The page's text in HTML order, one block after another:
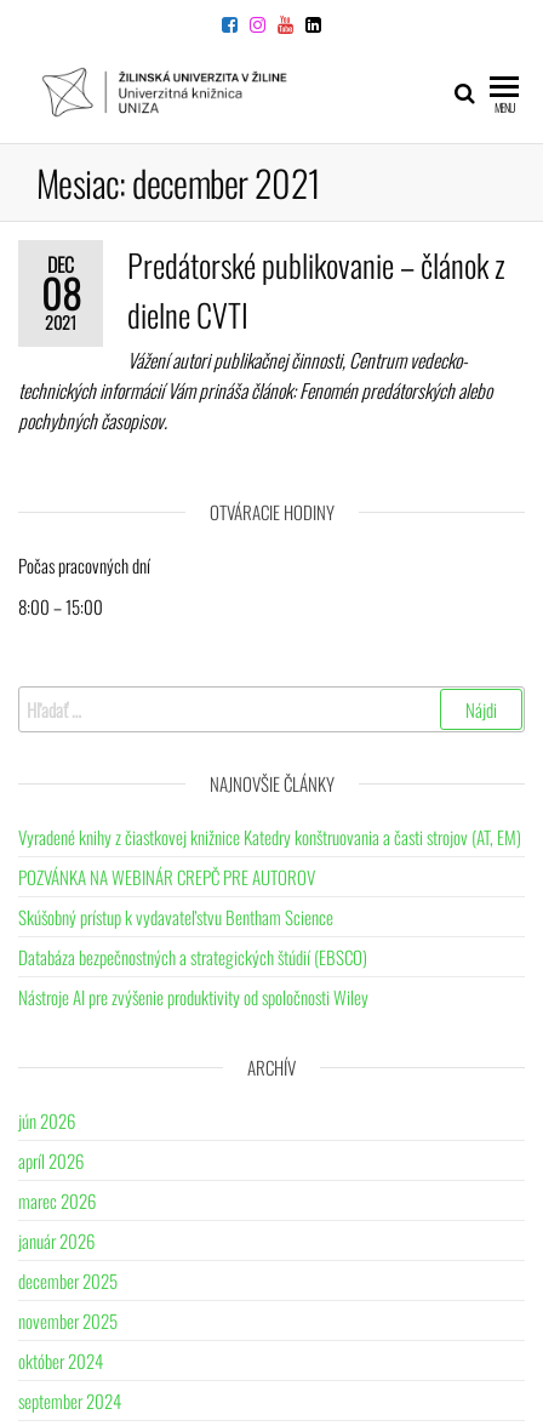
UNIVERZITNÁ
KNIŽNICA
MENU
Mesiac:december 2021
DEC
08
2021
Predátorské publikovanie – článok z
dielne CVTI
Vážení autori publikačnej činnosti, Centrum vedecko-
technických informácií Vám prináša článok: Fenomén predátorských alebo
pochybných časopisov.
OTVÁRACIE HODINY
Počas pracovných dní
8:00 – 15:00
Hľadať:
NAJNOVŠIE ČLÁNKY
Vyradené knihy z čiastkovej knižnice Katedry konštruovania a časti strojov (AT, EM)
POZVÁNKA NA WEBINÁR CREPČ PRE AUTOROV
Skúšobný prístup k vydavateľstvu Bentham Science
Databáza bezpečnostných a strategických štúdií (EBSCO)
Nástroje AI pre zvýšenie produktivity od spoločnosti Wiley
ARCHÍV
jún 2026
apríl 2026
marec 2026
január 2026
december 2025
november 2025
október 2024
september 2024